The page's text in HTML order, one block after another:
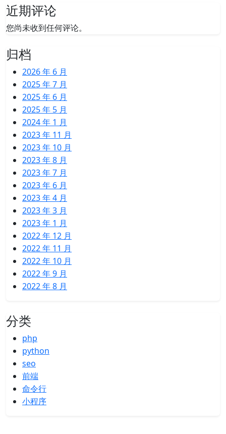
近期评论
您尚未收到任何评论。
归档
2026 年 6 月
2025 年 7 月
2025 年 6 月
2025 年 5 月
2024 年 1 月
2023 年 11 月
2023 年 10 月
2023 年 8 月
2023 年 7 月
2023 年 6 月
2023 年 4 月
2023 年 3 月
2023 年 1 月
2022 年 12 月
2022 年 11 月
2022 年 10 月
2022 年 9 月
2022 年 8 月
分类
php
python
seo
前端
命令行
小程序